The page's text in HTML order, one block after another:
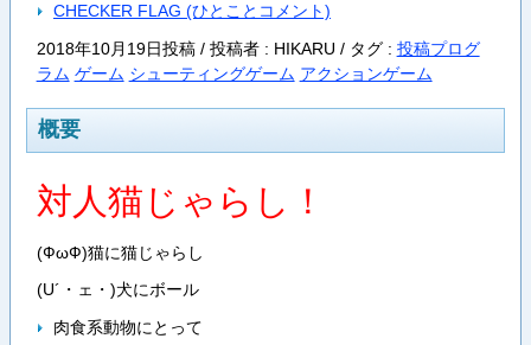
CHECKER FLAG (ひとことコメント)
2018年10月19日投稿 / 投稿者 : HIKARU / タグ : 投稿プログ
ラム ゲーム シューティングゲーム アクションゲーム
概要
対人猫じゃらし！
(ФωФ)猫に猫じゃらし
(U´・ェ・)犬にボール
肉食系動物にとって